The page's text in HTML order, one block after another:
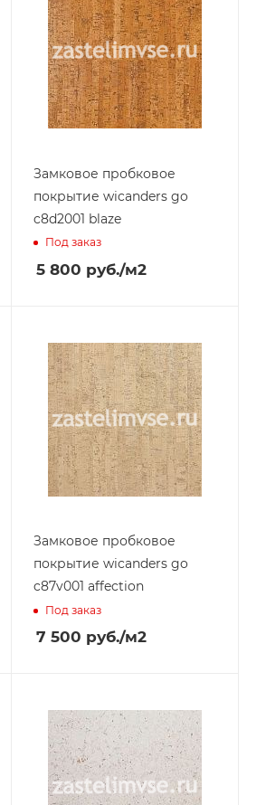
Замковое пробковое
покрытие wicanders go
c8d2001 blaze
Под заказ
5 800 руб./м2
Замковое пробковое
покрытие wicanders go
c87v001 affection
Под заказ
7 500 руб./м2